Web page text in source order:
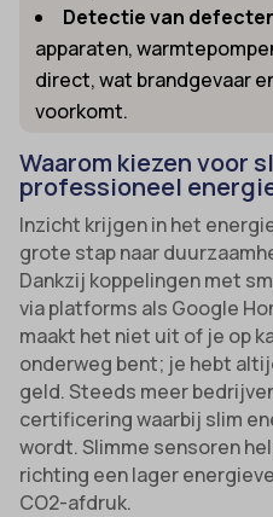
Detectie van
apparaten,
direct, wat brandgevaar
voorkomt.
Waarom kiezen voor
professioneel
Inzicht krijgen in het
grote stap naar
Dankzij koppelingen met
via platforms als Google
maakt het niet uit of je op
onderweg bent; je hebt
geld. Steeds meer
certificering waarbij slim
wordt. Slimme sensoren
richting een lager
CO2-afdruk.